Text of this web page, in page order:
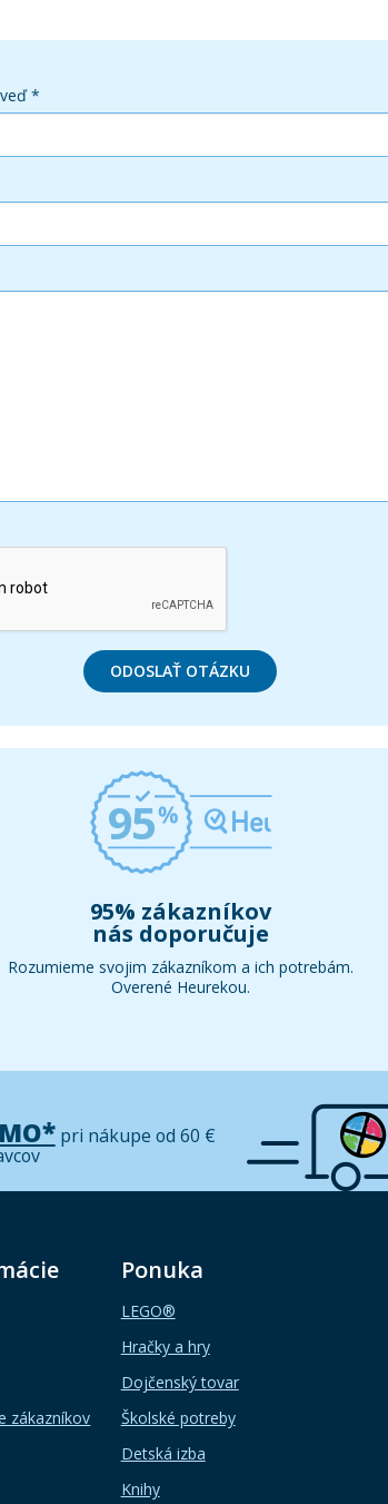
*
ODOSLAŤ OTÁZKU
95
95% zákazníkov
nás doporučuje
Rozumieme svojim zákazníkom a ich potrebám.
Overené Heurekou.
pri nákupe od 60 €
zákazníkov
Ponuka
LEGO®
Hračky a hry
Dojčenský tovar
Školské potreby
Detská izba
Knihy